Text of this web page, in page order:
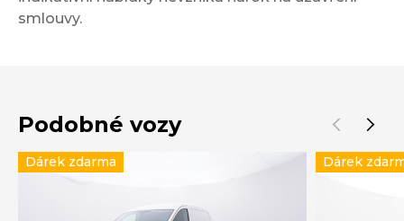
smlouvy.
Podobné vozy
Dárek zdarma Dárek